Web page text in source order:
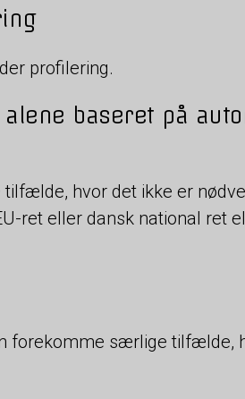
profilering.
baseret på
hvor det ikke er
ret eller dansk national ret
forekomme særlige tilfælde,